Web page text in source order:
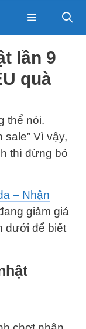
Menu
lần 9
quà
thể nói.
Vì vậy,
thì đừng bỏ
– Nhận
giảm giá
dưới để biết